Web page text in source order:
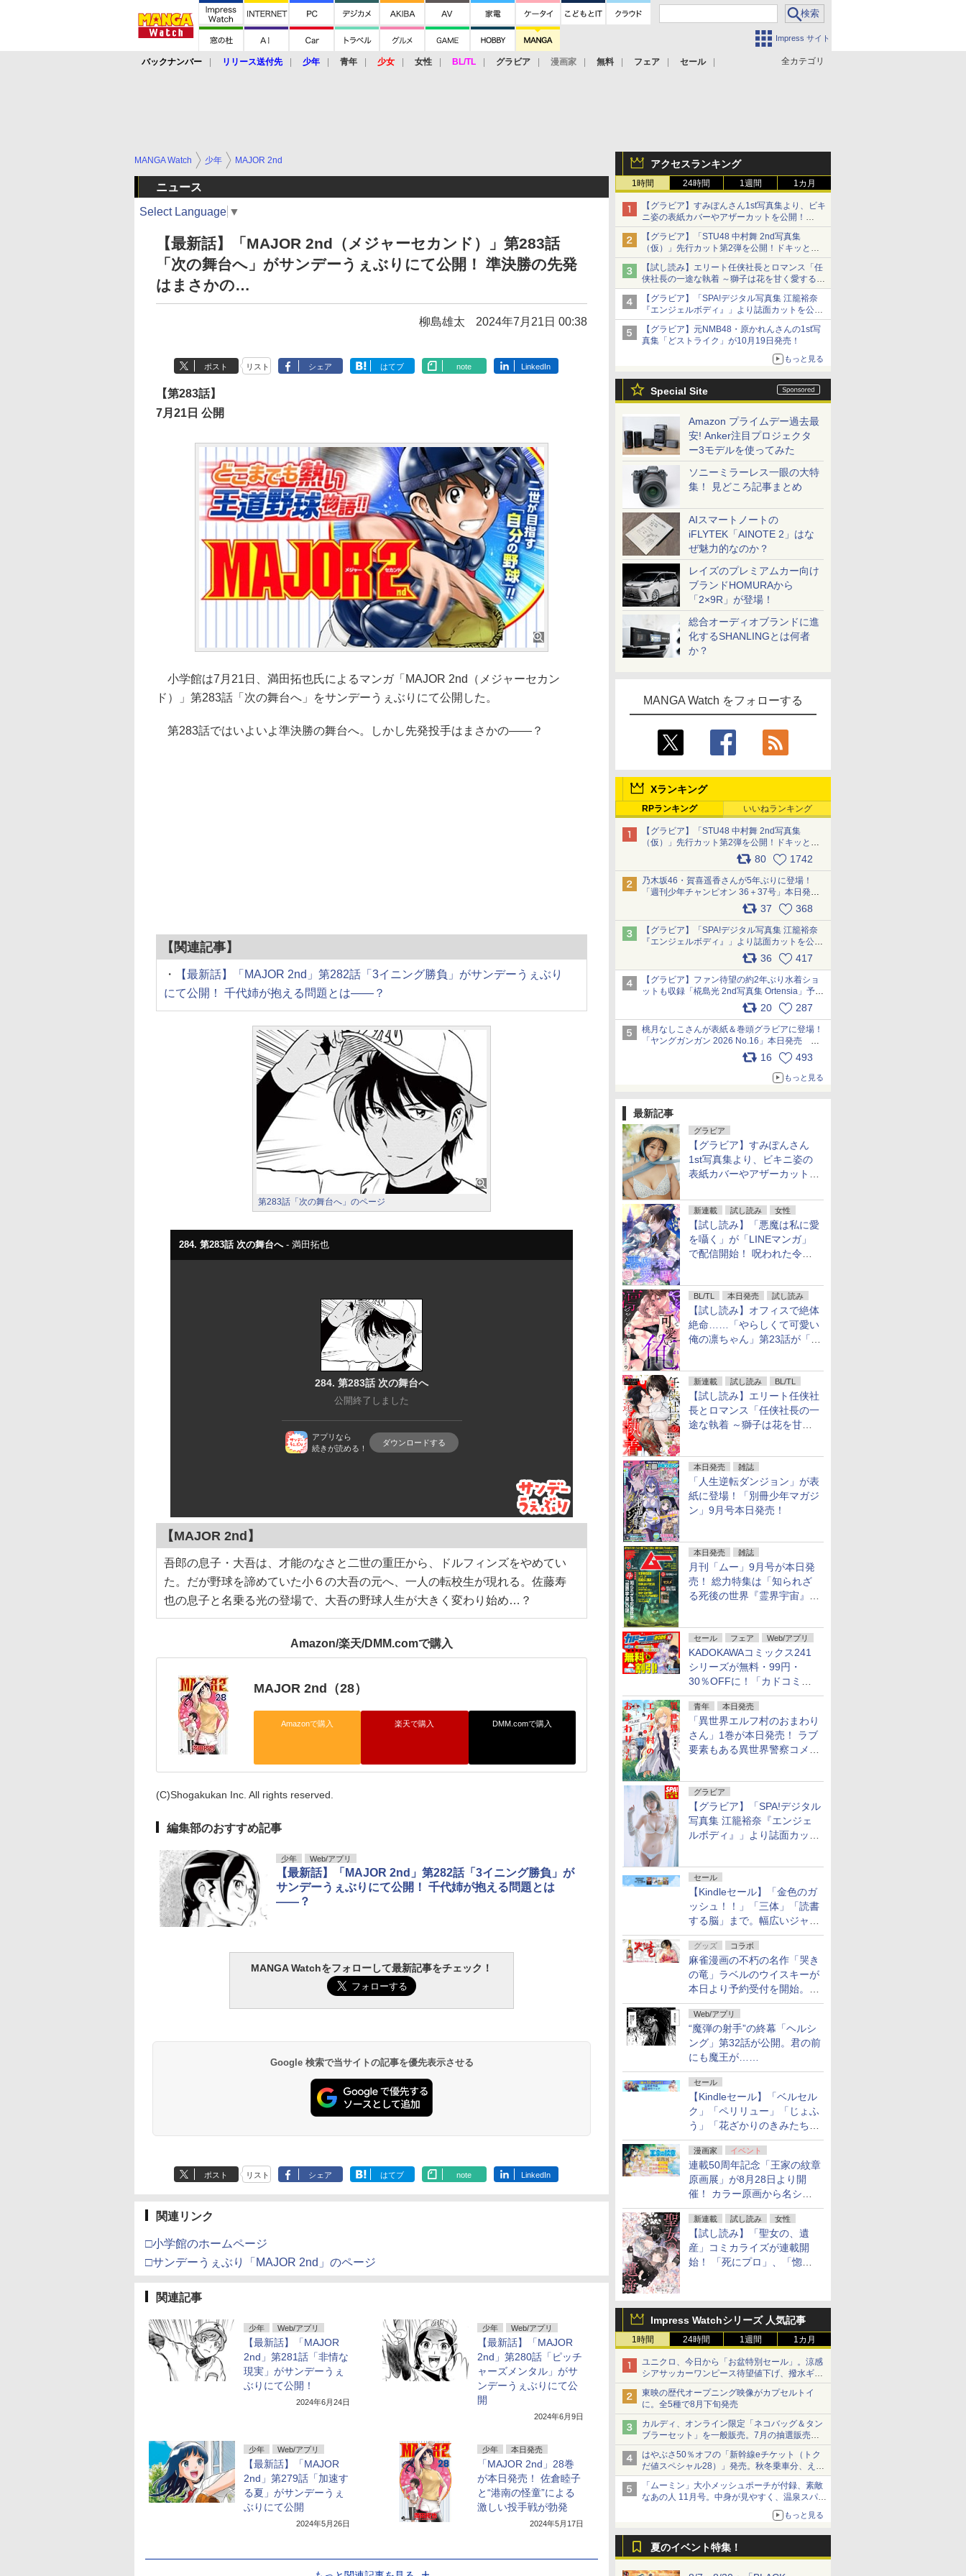
Impress サイト
全カテゴリ
バックナンバー リリース送付先 少年 青年 少女 女性 BL/TL グラビア 漫画家 無料 フェア セール
アクセスランキング
1時間 24時間 1週間 1カ月
【グラビア】すみぽんさん1st写真集より、ビキ
ニ姿の表紙カバーやアザーカットを公開！
タイトルは「offcourt（オフコート）」に決定
【グラビア】「STU48 中村舞 2nd写真集
（仮）」先行カット第2弾を公開！ドキッとす
るランジェリーカットなど新たな挑戦
【試し読み】エリート任侠社長とロマンス「任
侠社長の一途な執着 ～獅子は花を甘く愛する
～」をメチャコミで先行配信開始
【グラビア】「SPA!デジタル写真集 江籠裕奈
『エンジェルボディ』」より誌面カットを公
開！
【グラビア】元NMB48・原かれんさんの1st写
真集「どストライク」が10月19日発売！
もっと見る
Special Site
Amazon プライムデー過去最
安! Anker注目プロジェクタ
ー3モデルを使ってみた
ソニーミラーレス一眼の大特
集！ 見どころ記事まとめ
AIスマートノートの
iFLYTEK「AINOTE 2」はな
ぜ魅力的なのか？
レイズのプレミアムカー向け
ブランドHOMURAから
「2×9R」が登場！
総合オーディオブランドに進
化するSHANLINGとは何者
か？
MANGA Watch をフォローする
Xランキング
RPランキング いいねランキング
【グラビア】「STU48 中村舞 2nd写真集
（仮）」先行カット第2弾を公開！ドキッとす
るランジェリーカットなど新たな挑戦
80 1742
乃木坂46・賀喜遥香さんが5年ぶりに登場！
「週刊少年チャンピオン 36＋37号」本日発
売 pic.x.com/2Mo85ZlRvK
37 368
【グラビア】「SPA!デジタル写真集 江籠裕奈
『エンジェルボディ』」より誌面カットを公
開！ pic.x.com/Yl52UEMoko 36 417
【グラビア】ファン待望の約2年ぶり水着ショ
ットも収録「椛島光 2nd写真集 Ortensia」予約
20 287
桃月なしこさんが表紙＆巻頭グラビアに登場！
「ヤングガンガン 2026 No.16」本日発売
16 493
もっと見る
最新記事
グラビア
【グラビア】すみぽんさん
1st写真集より、ビキニ姿の
表紙カバーやアザーカットを
新連載 試し読み 女性
【試し読み】「悪魔は私に愛
を囁く」が「LINEマンガ」
で配信開始！ 呪われた令嬢×
BL/TL 本日発売 試し読み
【試し読み】オフィスで絶体
絶命……「やらしくて可愛い
俺の凛ちゃん」第23話が「コ
新連載 試し読み BL/TL
【試し読み】エリート任侠社
長とロマンス「任侠社長の一
途な執着 ～獅子は花を甘く
本日発売 雑誌
「人生逆転ダンジョン」が表
紙に登場！「別冊少年マガジ
ン」9月号本日発売！
本日発売 雑誌
月刊「ムー」9月号が本日発
売！ 総力特集は「知られざ
る死後の世界『霊界宇宙』の
セール フェア Web/アプリ
KADOKAWAコミックス241
シリーズが無料・99円・
30％OFFに！「カドコミフ
ェア 2026」第2弾が開催中！
青年 本日発売
「異世界エルフ村のおまわり
さん」1巻が本日発売！ ラブ
要素もある異世界警察コメデ
グラビア
【グラビア】「SPA!デジタル
写真集 江籠裕奈『エンジェ
ルボディ』」より誌面カット
セール
【Kindleセール】「金色のガ
ッシュ！！」「三体」「読書
する脳」まで。幅広いジャン
ルの電子書籍が最大65％オ
フ！「Kindle本サマーセー
ル」第2弾が開催中！
グッズ コラボ
麻雀漫画の不朽の名作「哭き
の竜」ラベルのウイスキーが
本日より予約受付を開始。8
月16日まで
Web/アプリ
“魔弾の射手”の終幕「ヘルシ
ング」第32話が公開。君の前
にも魔王が……
セール
【Kindleセール】「ベルセル
ク」「ペリリュー」「じょふ
う」「花ざかりのきみたち
へ」などが最大50％オフ！
「白泉社 夏の大割引セー
ル」が開催中！
漫画家 イベント
連載50周年記念「王家の紋章
原画展」が8月28日より開
催！ カラー原画から名シー
ンの原稿まで
新連載 試し読み 女性
【試し読み】「聖女の、遺
産」コミカライズが連載開
始！ 「死にプロ」、「惚れ
Impress Watchシリーズ 人気記事
1時間 24時間 1週間 1カ月
ユニクロ、今日から「お盆特別セール」。涼感
シアサッカーワンピース待望値下げ、撥水ギア
ショーツは1990円に
東映の歴代オープニング映像がカプセルトイ
に。全5種で8月下旬発売
カルディ、オンライン限定「ネコバッグ＆タン
ブラーセット」を一般販売。7月の抽選販売の
当選無効分
はやぶさ50％オフの「新幹線eチケット（トク
だ値スペシャル28）」発売。秋冬乗車分、えき
ねっと限定
「ムーミン」大小メッシュポーチが付録、素敵
なあの人 11月号。中身が見やすく、温泉スパに
もっと見る
夏のイベント特集！
MANGA Watch 少年 MAJOR 2nd
ニュース
Select Language ▼
【最新話】「MAJOR 2nd（メジャーセカンド）」第283話
「次の舞台へ」がサンデーうぇぶりにて公開！ 準決勝の先発
はまさかの…
柳島雄太 2024年7月21日 00:38
ポスト リスト シェア はてブ note LinkedIn
【第283話】
7月21日 公開
小学館は7月21日、満田拓也氏によるマンガ「MAJOR 2nd（メジャーセカン
ド）」第283話「次の舞台へ」をサンデーうぇぶりにて公開した。
第283話ではいよいよ準決勝の舞台へ。しかし先発投手はまさかの――？
【関連記事】
・
【最新話】「MAJOR 2nd」第282話「3イニング勝負」がサンデーうぇぶり
にて公開！ 千代姉が抱える問題とは――？
第283話「次の舞台へ」のページ
【MAJOR 2nd】
吾郎の息子・大吾は、才能のなさと二世の重圧から、ドルフィンズをやめてい
た。だが野球を諦めていた小６の大吾の元へ、一人の転校生が現れる。佐藤寿
也の息子と名乗る光の登場で、大吾の野球人生が大きく変わり始め…？
Amazon/楽天/DMM.comで購入
MAJOR 2nd（28）
Amazonで購入 楽天で購入 DMM.comで購入
(C)Shogakukan Inc. All rights reserved.
編集部のおすすめ記事
少年 Web/アプリ
【最新話】「MAJOR 2nd」第282話「3イニング勝負」が
サンデーうぇぶりにて公開！ 千代姉が抱える問題とは
――？
MANGA Watchをフォローして最新記事をチェック！
Google 検索で当サイトの記事を優先表示させる
ポスト リスト シェア はてブ note LinkedIn
関連リンク
□小学館のホームページ
□サンデーうぇぶり「MAJOR 2nd」のページ
関連記事
少年 Web/アプリ
【最新話】「MAJOR
2nd」第281話「非情な
現実」がサンデーうぇ
ぶりにて公開！
2024年6月24日
少年 Web/アプリ
【最新話】「MAJOR
2nd」第280話「ピッチ
ャーズメンタル」がサ
ンデーうぇぶりにて公
開
2024年6月9日
少年 Web/アプリ
【最新話】「MAJOR
2nd」第279話「加速す
る夏」がサンデーうぇ
ぶりにて公開
2024年5月26日
少年 本日発売
「MAJOR 2nd」28巻
が本日発売！ 佐倉睦子
と“港南の怪童”による
激しい投手戦が勃発
2024年5月17日